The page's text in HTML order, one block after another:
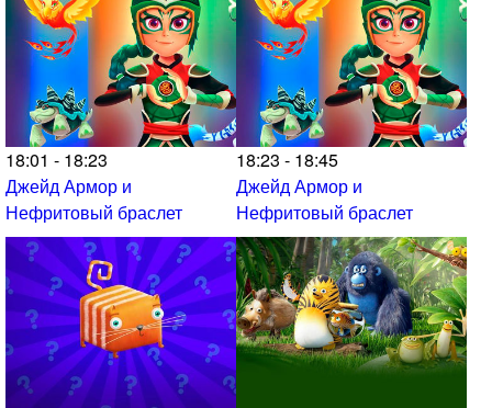
18:01 - 18:23
Джейд Армор и
Нефритовый браслет
18:23 - 18:45
Джейд Армор и
Нефритовый браслет